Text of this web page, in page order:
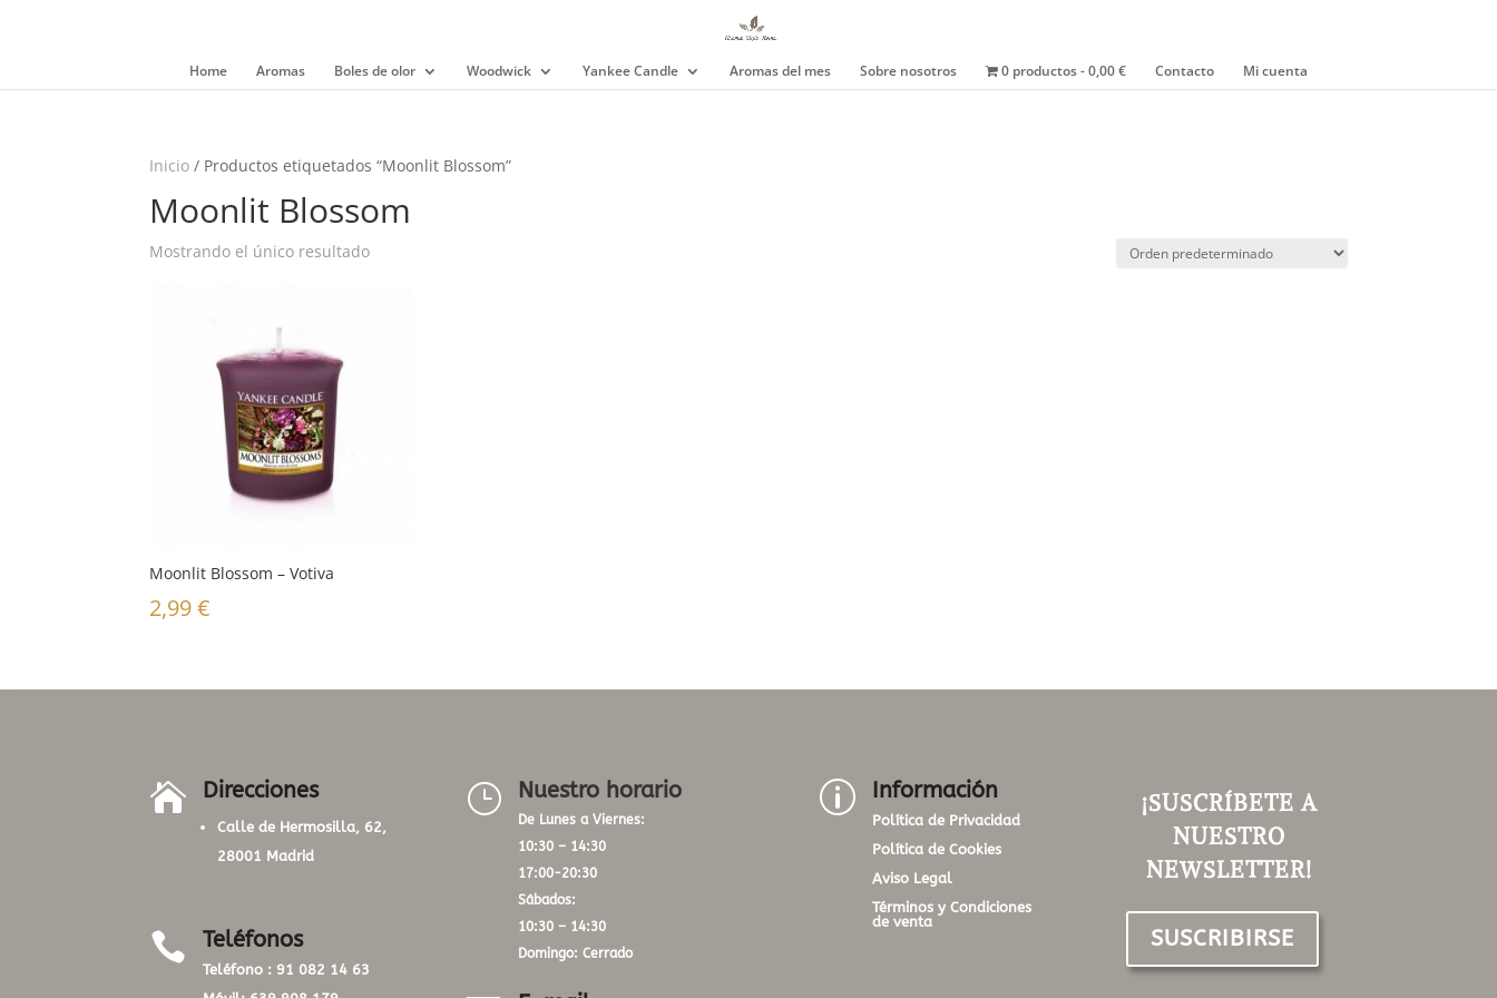
Home Aromas Boles de olor Woodwick Yankee Candle Aromas del mes Sobre nosotros 0 productos 0,00 € Contacto Mi cuenta
Inicio / Productos etiquetados “Moonlit Blossom”
Moonlit Blossom
Mostrando el único resultado
Moonlit Blossom – Votiva
2,99€
 Direcciones
Calle de Hermosilla, 62,
28001 Madrid
 Teléfonos
Teléfono : 91 082 14 63
} Nuestro horario
De Lunes a Viernes:
10:30 – 14:30
17:00-20:30
Sábados:
10:30 – 14:30
Domingo: Cerrado
p Información
Política de Privacidad
Política de Cookies
Aviso Legal
Términos y Condiciones
de venta
¡SUSCRÍBETE A
NUESTRO
NEWSLETTER!
SUSCRIBIRSE